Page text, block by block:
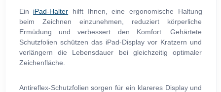
Ein iPad-Halter hilft Ihnen, eine ergonomische Haltung
beim Zeichnen einzunehmen, reduziert körperliche
Ermüdung und verbessert den Komfort. Gehärtete
Schutzfolien schützen das iPad-Display vor Kratzern und
verlängern die Lebensdauer bei gleichzeitig optimaler
Zeichenfläche.
Antireflex-Schutzfolien sorgen für ein klareres Display und